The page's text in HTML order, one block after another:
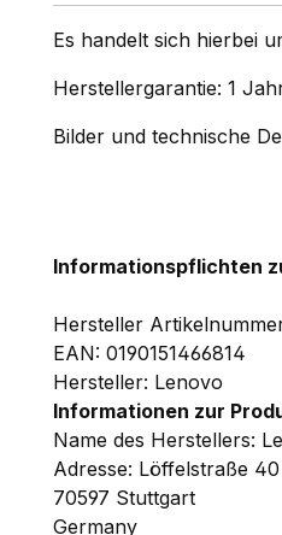
Es handelt sich hierbei
Herstellergarantie: 1
Bilder und technische
Informationspflichten
Hersteller
EAN: 0190151466814
Hersteller: Lenovo
Informationen zur
Name des Herstellers:
Adresse: Löffelstraße 40
70597 Stuttgart
Germany